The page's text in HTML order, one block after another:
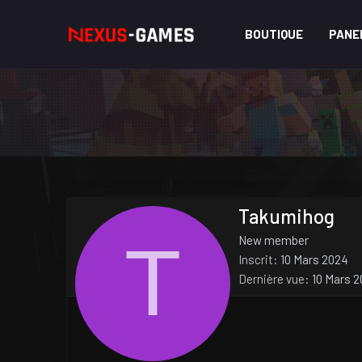
BOUTIQUE
T
Takumihog
New member
Inscrit
10 Mars 2024
Dernière vue
10 Mars